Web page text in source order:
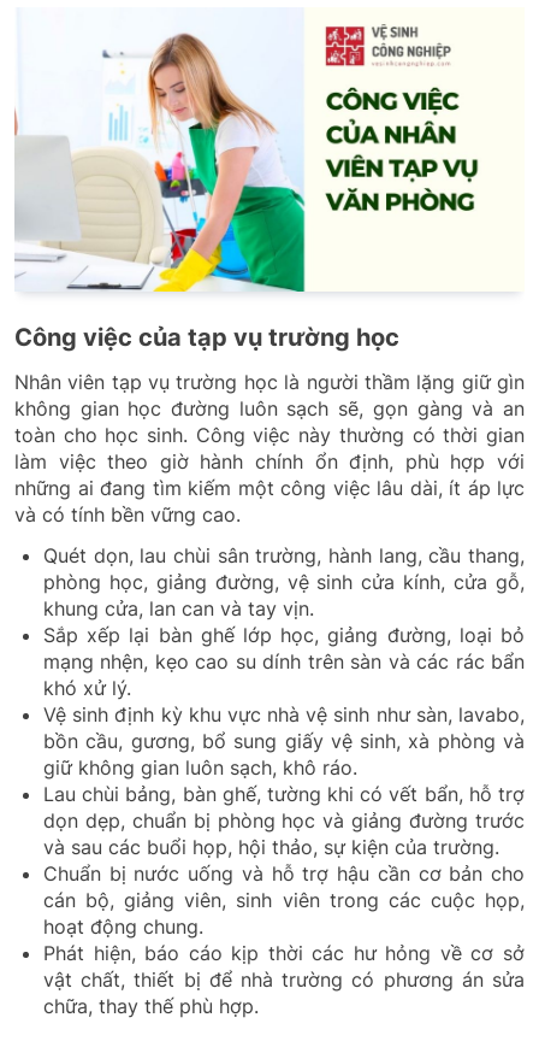
Công việc của tạp vụ trường học
Nhân viên tạp vụ trường học là người thầm lặng giữ gìn
không gian học đường luôn sạch sẽ, gọn gàng và an
toàn cho học sinh. Công việc này thường có thời gian
làm việc theo giờ hành chính ổn định, phù hợp với
những ai đang tìm kiếm một công việc lâu dài, ít áp lực
và có tính bền vững cao.
Quét dọn, lau chùi sân trường, hành lang, cầu thang,
phòng học, giảng đường, vệ sinh cửa kính, cửa gỗ,
khung cửa, lan can và tay vịn.
Sắp xếp lại bàn ghế lớp học, giảng đường, loại bỏ
mạng nhện, kẹo cao su dính trên sàn và các rác bẩn
khó xử lý.
Vệ sinh định kỳ khu vực nhà vệ sinh như sàn, lavabo,
bồn cầu, gương, bổ sung giấy vệ sinh, xà phòng và
giữ không gian luôn sạch, khô ráo.
Lau chùi bảng, bàn ghế, tường khi có vết bẩn, hỗ trợ
dọn dẹp, chuẩn bị phòng học và giảng đường trước
và sau các buổi họp, hội thảo, sự kiện của trường.
Chuẩn bị nước uống và hỗ trợ hậu cần cơ bản cho
cán bộ, giảng viên, sinh viên trong các cuộc họp,
hoạt động chung.
Phát hiện, báo cáo kịp thời các hư hỏng về cơ sở
vật chất, thiết bị để nhà trường có phương án sửa
chữa, thay thế phù hợp.